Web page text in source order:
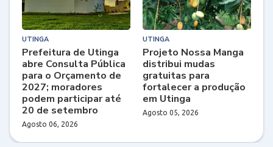
UTINGA
Prefeitura de Utinga
abre Consulta Pública
para o Orçamento de
2027; moradores
podem participar até
20 de setembro
Agosto 06, 2026
UTINGA
Projeto Nossa Manga
distribui mudas
gratuitas para
fortalecer a produção
em Utinga
Agosto 05, 2026